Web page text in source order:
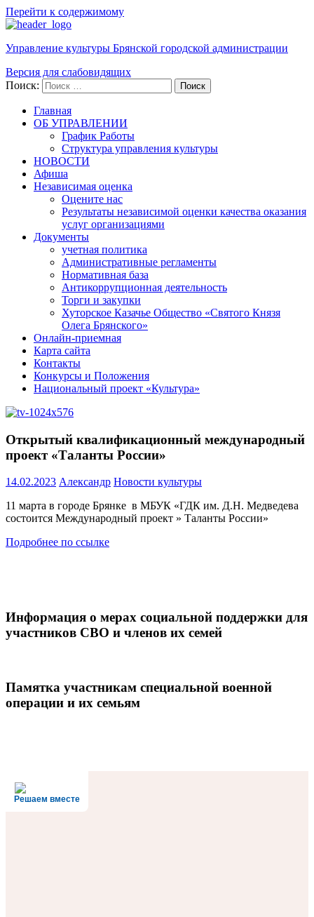
Перейти к содержимому
Управление культуры Брянской городской администрации
Версия для слабовидящих
Поиск:
Поиск
Главная
ОБ УПРАВЛЕНИИ
График Работы
Структура управления культуры
НОВОСТИ
Афиша
Независимая оценка
Оцените нас
Результаты независимой оценки качества оказания
услуг организациями
Документы
учетная политика
Административные регламенты
Нормативная база
Антикоррупционная деятельность
Торги и закупки
Хуторское Казачье Общество «Святого Князя
Олега Брянского»
Онлайн-приемная
Карта сайта
Контакты
Конкурсы и Положения
Национальный проект «Культура»
Открытый квалификационный международный
проект «Таланты России»
14.02.2023 Александр Новости культуры
11 марта в городе Брянке в МБУК «ГДК им. Д.Н. Медведева
состоится Международный проект » Таланты России»
Подробнее по ссылке
Информация о мерах социальной поддержки для
участников СВО и членов их семей
Памятка участникам специальной военной
операции и их семьям
Решаем вместе